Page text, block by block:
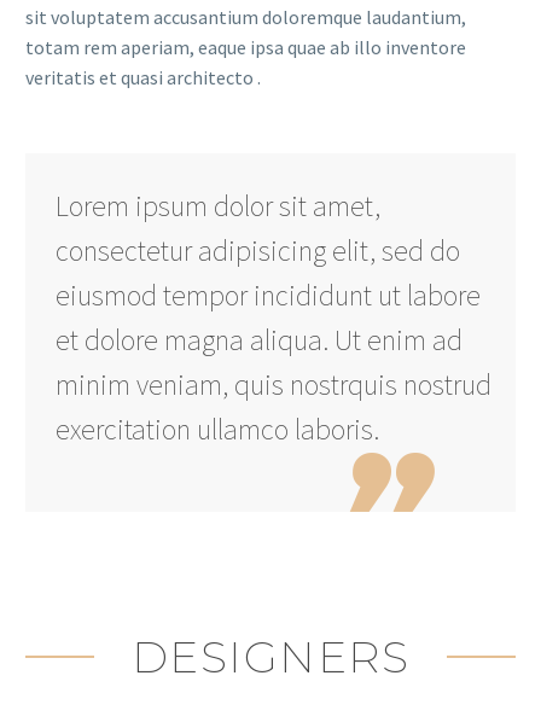
sit voluptatem accusantium doloremque laudantium,
totam rem aperiam, eaque ipsa quae ab illo inventore
veritatis et quasi architecto .
Lorem ipsum dolor sit amet,
consectetur adipisicing elit, sed do
eiusmod tempor incididunt ut labore
et dolore magna aliqua. Ut enim ad
minim veniam, quis nostrquis nostrud
exercitation ullamco laboris.
DESIGNERS